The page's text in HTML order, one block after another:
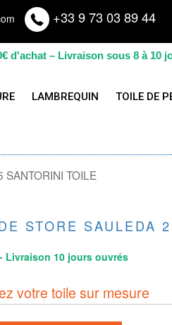
+33 9 73 03 89 44
d'achat – Livraison sous 8 à 10
LAMBREQUIN TOILE DE
TOILE
STORE SAULEDA
- Livraison 10 jours ouvrés
votre toile sur mesure